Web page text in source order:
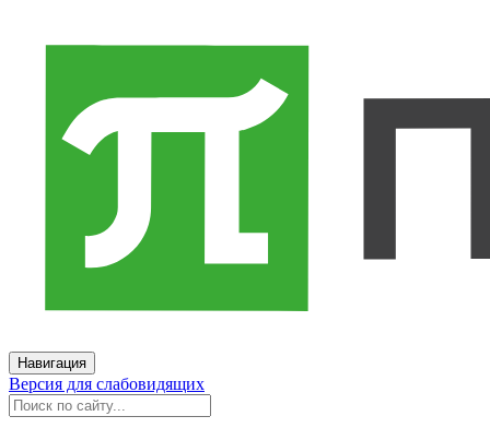
Навигация
Версия для слабовидящих